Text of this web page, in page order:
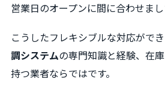
営業日のオープンに間に合わせまし
こうしたフレキシブルな対応ができ
調システムの専門知識と経験、在
持つ業者ならではです。